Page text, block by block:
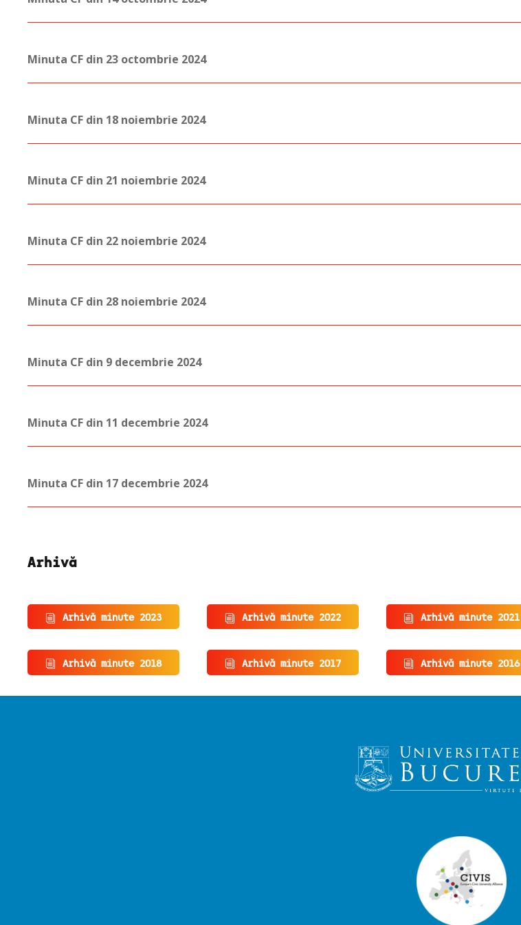
Minuta CF din 23 octombrie 2024
Minuta CF din 18 noiembrie 2024
Minuta CF din 21 noiembrie 2024
Minuta CF din 22 noiembrie 2024
Minuta CF din 28 noiembrie 2024
Minuta CF din 9 decembrie 2024
Minuta CF din 11 decembrie 2024
Minuta CF din 17 decembrie 2024
Arhivă
Arhivă minute 2023 Arhivă minute 2022 Arhivă minute 2021
Arhivă minute 2018 Arhivă minute 2017 Arhivă minute 2016